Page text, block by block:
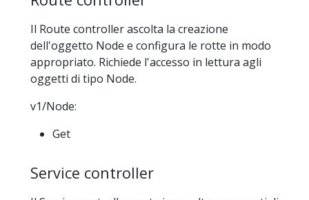
Il Route controller ascolta la creazione
dell'oggetto Node e configura le rotte in modo
appropriato. Richiede l'accesso in lettura agli
oggetti di tipo Node.
v1/Node:
Get
Service controller